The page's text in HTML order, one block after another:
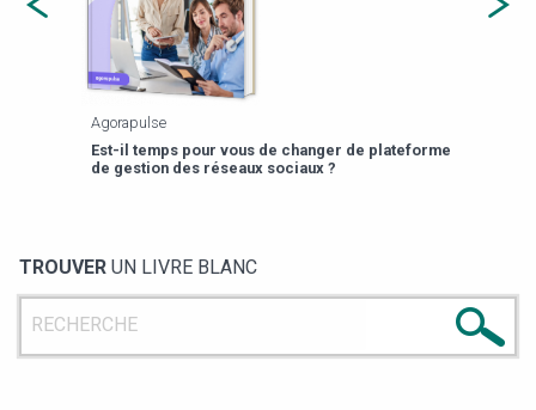
Agorapulse
Est-il temps pour vous de changer de plateforme
de gestion des réseaux sociaux ?
TROUVER UN LIVRE BLANC